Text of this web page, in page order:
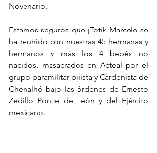
Novenario.
Estamos seguros que jTotik Marcelo se
ha reunido con nuestras 45 hermanas y
hermanos y más los 4 bebés no
nacidos, masacrados en Acteal por el
grupo paramilitar priista y Cardenista de
Chenalhó bajo las órdenes de Ernesto
Zedillo Ponce de León y del Ejército
mexicano.